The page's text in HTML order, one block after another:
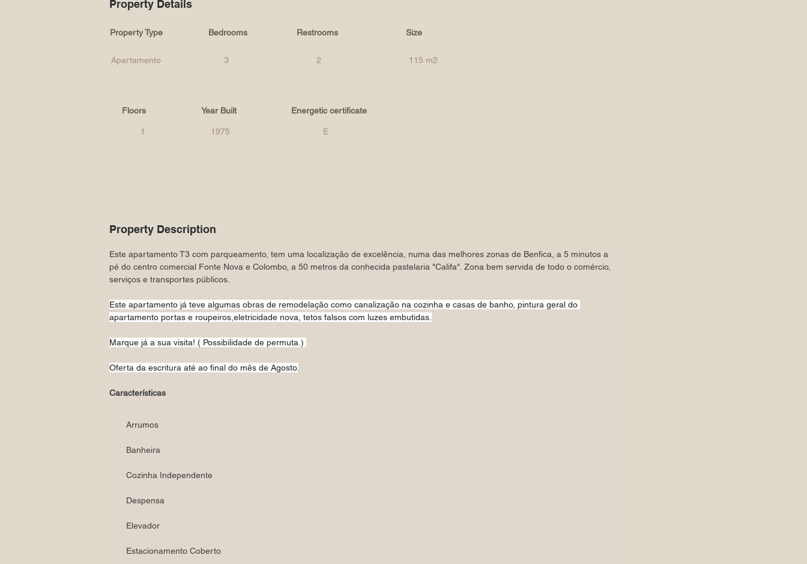
Property Details
Property Type
Apartamento
Bedrooms Restrooms
3 2
Floors
1
Year Built
1975
Size
115 m2
Energetic certificate
E
Property Description
Este apartamento T3 com parqueamento, tem uma localização de excelência, numa das melhores zonas de Benfica, a 5 minutos a
pé do centro comercial Fonte Nova e Colombo, a 50 metros da conhecida pastelaria "Califa". Zona bem servida de todo o comércio,
serviços e transportes públicos.
Este apartamento já teve algumas obras de remodelação como canalização na cozinha e casas de banho, pintura geral do
apartamento portas e roupeiros,eletricidade nova, tetos falsos com luzes embutidas.
Marque já a sua visita! ( Possibilidade de permuta.)
Oferta da escritura até ao final do mês de Agosto.
Características
Arrumos
Banheira
Cozinha Independente
Despensa
Elevador
Estacionamento Coberto